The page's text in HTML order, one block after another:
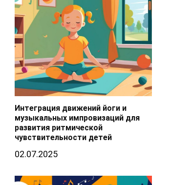
Интеграция движений йоги и
музыкальных импровизаций для
развития ритмической
чувствительности детей
02.07.2025